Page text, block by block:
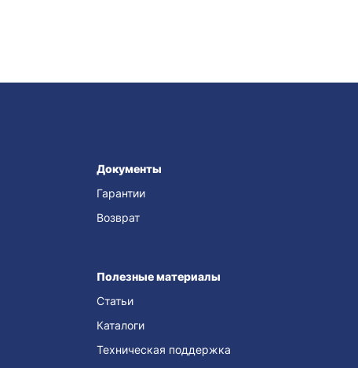
Документы
Гарантии
Возврат
Полезные материалы
Статьи
Каталоги
Техническая поддержка